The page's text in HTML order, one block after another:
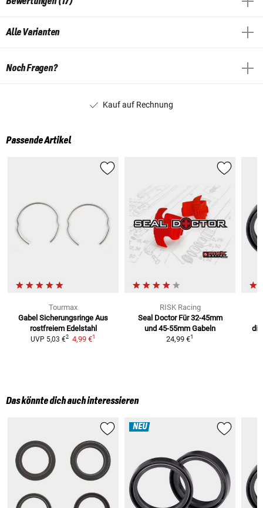
Alle Varianten
Noch Fragen?
Kauf auf Rechnung
Passende Artikel
Tourmax
Gabel Sicherungsringe Aus
rostfreiem Edelstahl
UVP 5,03 €2 4,99 €1
RISK Racing
Seal Doctor Für 32-45mm
und 45-55mm Gabeln
24,99 €1
Das könnte dich auch interessieren
NEU